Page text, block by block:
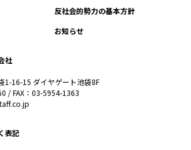
反社会的勢力の基本方針
お知らせ
社
1-16-15 ダイヤゲート池袋8F
/ FAX：03-5954-1363
表記